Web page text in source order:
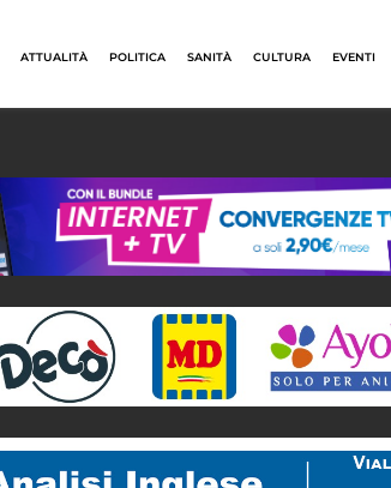
ATTUALITÀ POLITICA SANITÀ CULTURA EVENTI